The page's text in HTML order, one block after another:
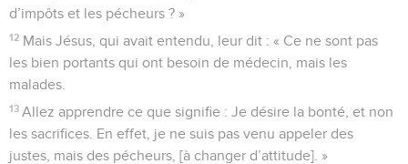
d’impôts et les pécheurs ? »
12 Mais Jésus, qui avait entendu, leur dit : « Ce ne sont pas
les bien portants qui ont besoin de médecin, mais les
malades.
13 Allez apprendre ce que signifie : Je désire la bonté, et non
les sacrifices. En effet, je ne suis pas venu appeler des
justes, mais des pécheurs, [à changer d’attitude]. »